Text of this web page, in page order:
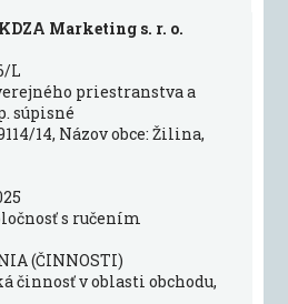
Marketing s. r. o.
L
priestranstva a
súpisné
14, Názov obce: Žilina,
s ručením
(ČINNOSTI)
činnosť v oblasti obchodu,